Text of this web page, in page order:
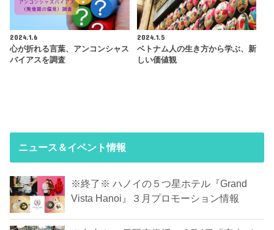
2024.1.6
心が折れる言葉、アンコンシャス
バイアスを調査
2024.1.5
ベトナム人の生き方から学ぶ、新
しい価値観
ニュース＆イベント情報
※終了※ ハノイの５つ星ホテル『Grand
Vista Hanoi』３月プロモーション情報